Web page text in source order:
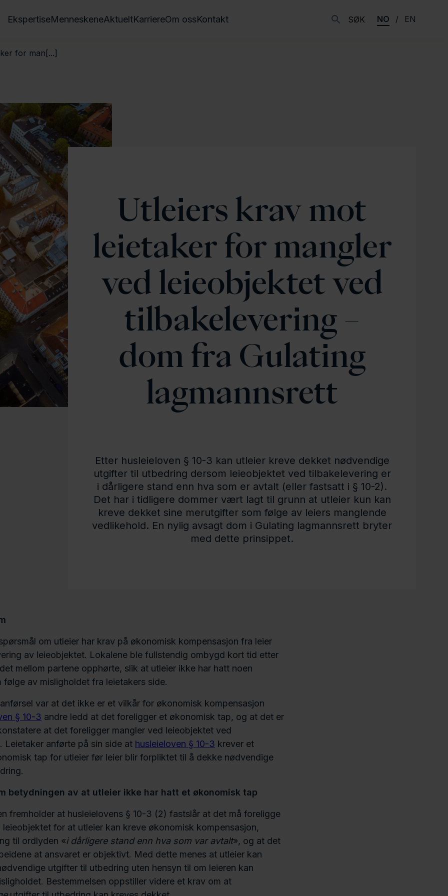
EkspertiseMenneskeneAktueltKarriereOm ossKontakt SØK NO EN
for man[...]
Utleiers krav mot
leietaker for mangler
ved leieobjektet ved
tilbakelevering –
dom fra Gulating
lagmannsrett
Etter husleieloven § 10-3 kan utleier kreve dekket nødvendige
utgifter til utbedring dersom leieobjektet ved tilbakelevering er
i dårligere stand enn hva som er avtalt (eller fastsatt i § 10-2).
Det har i tidligere dommer vært lagt til grunn at utleier kun kan
kreve dekket sine merutgifter som følge av leiers manglende
vedlikehold. En nylig avsagt dom i Gulating lagmannsrett bryter
med dette prinsippet.
om utleier har krav på økonomisk kompensasjon fra leier
av leieobjektet. Lokalene ble fullstendig ombygd kort tid etter
mellom partene opphørte, slik at utleier ikke har hatt noen
følge av misligholdet fra leietakers side.
var at det ikke er et vilkår for økonomisk kompensasjon
§ 10-3 andre ledd at det foreligger et økonomisk tap, og at det er
at det foreligger mangler ved leieobjektet ved
Leietaker anførte på sin side at husleieloven § 10-3 krever et
tap for utleier før leier blir forpliktet til å dekke nødvendige
betydningen av at utleier ikke har hatt et økonomisk tap
fremholder at husleielovens § 10-3 (2) fastslår at det må foreligge
leieobjektet for at utleier kan kreve økonomisk kompensasjon,
til ordlyden «i dårligere stand enn hva som var avtalt», og at det
at ansvaret er objektivt. Med dette menes at utleier kan
utgifter til utbedring uten hensyn til om leieren kan
Bestemmelsen oppstiller videre et krav om at